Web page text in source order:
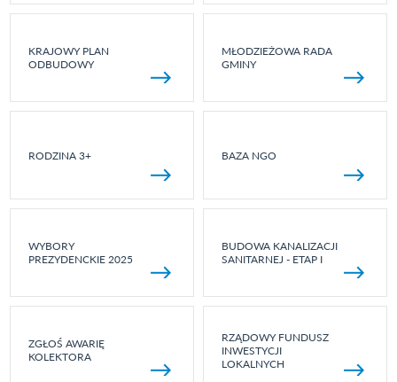
KRAJOWY PLAN
ODBUDOWY
MŁODZIEŻOWA RADA
GMINY
RODZINA 3+ BAZA NGO
WYBORY
PREZYDENCKIE 2025
BUDOWA KANALIZACJI
SANITARNEJ - ETAP I
ZGŁOŚ AWARIĘ
KOLEKTORA
RZĄDOWY FUNDUSZ
INWESTYCJI
LOKALNYCH